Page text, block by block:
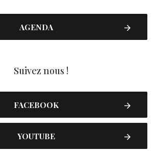
AGENDA
Suivez nous !
FACEBOOK
YOUTUBE